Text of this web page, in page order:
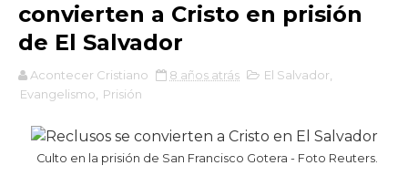
convierten a Cristo en prisión
de El Salvador
Acontecer Cristiano 8 años atrás El Salvador
Evangelismo
Prisión
Culto en la prisión de San Francisco Gotera - Foto Reuters.